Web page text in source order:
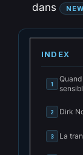
dans
INDEX
1
2 Dirk
3 La